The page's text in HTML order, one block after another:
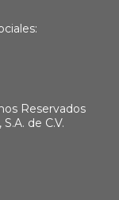
Reservados
de C.V.